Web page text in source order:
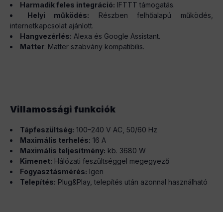
Harmadik feles integráció: IFTTT támogatás.
Helyi működés: Részben felhőalapú működés,
internetkapcsolat ajánlott.
Hangvezérlés: Alexa és Google Assistant.
Matter: Matter szabvány kompatibilis.
Villamossági funkciók
Tápfeszültség: 100–240 V AC, 50/60 Hz
Maximális terhelés: 16 A
Maximális teljesítmény: kb. 3680 W
Kimenet: Hálózati feszültséggel megegyező
Fogyasztásmérés: Igen
Telepítés: Plug&Play, telepítés után azonnal használható